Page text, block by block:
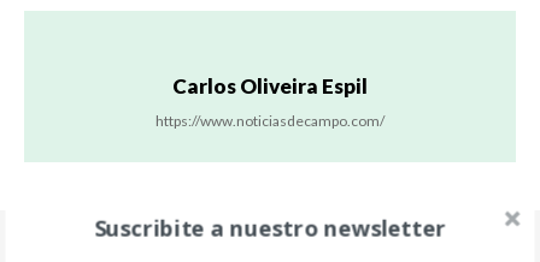
Carlos Oliveira Espil
https://www.noticiasdecampo.com/
Suscribite a nuestro newsletter